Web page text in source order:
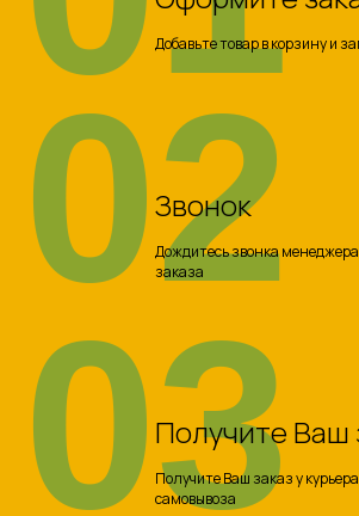
Добавьте товар в корзину и
Звонок
Дождитесь звонка
заказа
02
Получите Ваш
Получите Ваш заказ у
самовывоза
03